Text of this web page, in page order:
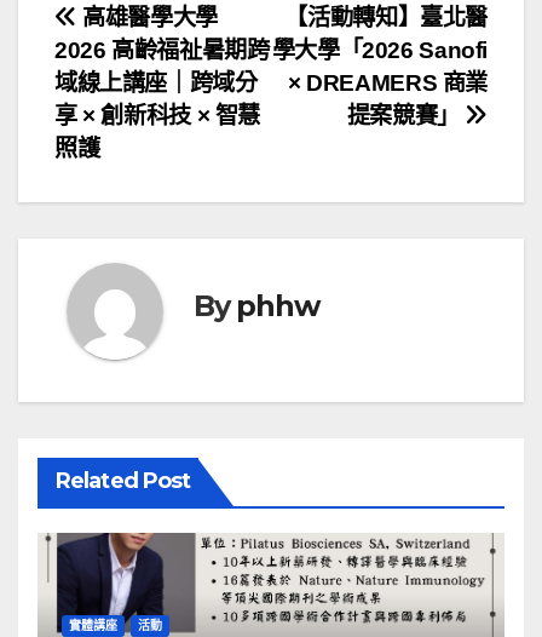
文
章
導
覽
【活動轉知】臺北醫
學大學「2026 Sanofi
× DREAMERS 商業
提案競賽」
高雄醫學大學
2026 高齡福祉暑期跨
域線上講座｜跨域分
享 × 創新科技 × 智慧
照護
Byphhw
Related Post
實體講座 活動